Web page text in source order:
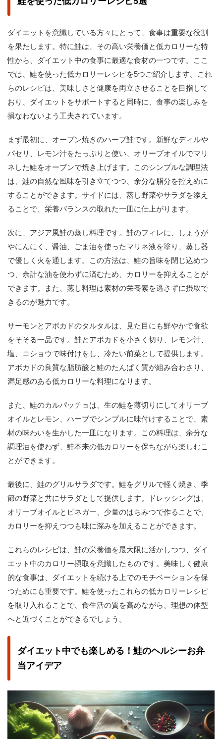
ダイエットを意識している方々にとって、食事は重要な役割
を果たします。特に鮭は、その高い栄養価と低カロリーな特
性から、ダイエット中の食事に最適な食材の一つです。ここ
では、鮭を使った低カロリーレシピを5つご紹介します。これ
らのレシピは、美味しさと健康を両立させることを目指して
おり、ダイエットをサポートすると同時に、食事の楽しみを
損なわないよう工夫されています。
まず最初に、オーブン焼きのハーブ鮭です。新鮮なディルや
パセリ、レモン汁をたっぷりと使い、オリーブオイルでマリ
ネした鮭をオーブンで焼き上げます。このシンプルな調理法
は、鮭の自然な風味を引き立てつつ、余分な脂分を控えめに
することができます。サイドには、蒸し野菜やサラダを添え
ることで、栄養バランスの取れた一皿に仕上がります。
次に、アジア風鮭の蒸し料理です。鮭のフィレに、しょうが
やにんにく、醤油、ごま油を使ったマリネ液を塗り、蒸し器
で優しく火を通します。この方法は、鮭の旨味を閉じ込めつ
つ、余計な油を使わずに済むため、カロリーを抑えることが
できます。また、蒸し料理は素材の栄養素を逃さずに摂取で
きるのが魅力です。
サーモンとアボカドのタルタルは、見た目にも鮮やかで食欲
をそそる一品です。鮭とアボカドを小さく切り、レモン汁、
塩、コショウで味付けをし、冷たい前菜として提供します。
アボカドの良質な脂肪酸と鮭のたんぱく質が組み合わさり、
満足感のある低カロリーな料理になります。
また、鮭のカルパッチョは、生の鮭を薄切りにしてオリーブ
オイルとレモン、ハーブでシンプルに味付けすることで、素
材の味わいを生かした一皿になります。この料理は、余分な
調理油を使わず、鮭本来の低カロリーを保ちながら楽しむこ
とができます。
最後に、鮭のグリルサラダです。鮭をグリルで軽く焼き、季
節の野菜と共にサラダとして提供します。ドレッシングは、
オリーブオイルとビネガー、少量のはちみつで作ることで、
カロリーを抑えつつも味に深みを加えることができます。
これらのレシピは、鮭の栄養価を最大限に活かしつつ、ダイ
エット中のカロリー摂取を意識したものです。美味しく健康
的な食事は、ダイエットを続ける上でのモチベーションを保
つためにも重要です。鮭を使ったこれらの低カロリーレシピ
を取り入れることで、食生活の質を高めながら、理想の体型
へと近づくことができるでしょう。
ダイエット中でも楽しめる！鮭のヘルシーお弁
当アイデア